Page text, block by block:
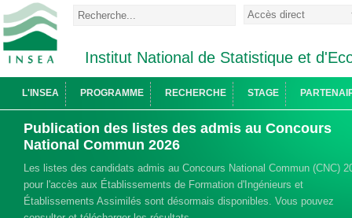
Institut National de Statistique et
L'INSEA PROGRAMME RECHERCHE STAGE
Publication des listes des admis au Concours
National Commun 2026
Les listes des candidats admis au Concours National Commun (CNC)
pour l'accès aux Établissements de Formation d'Ingénieurs et
Établissements Assimilés sont désormais disponibles. Vous pouvez